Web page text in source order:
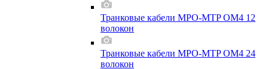
Транковые кабели MPO-MTP OM4 12
волокон
Транковые кабели MPO-MTP OM4 24
волокон